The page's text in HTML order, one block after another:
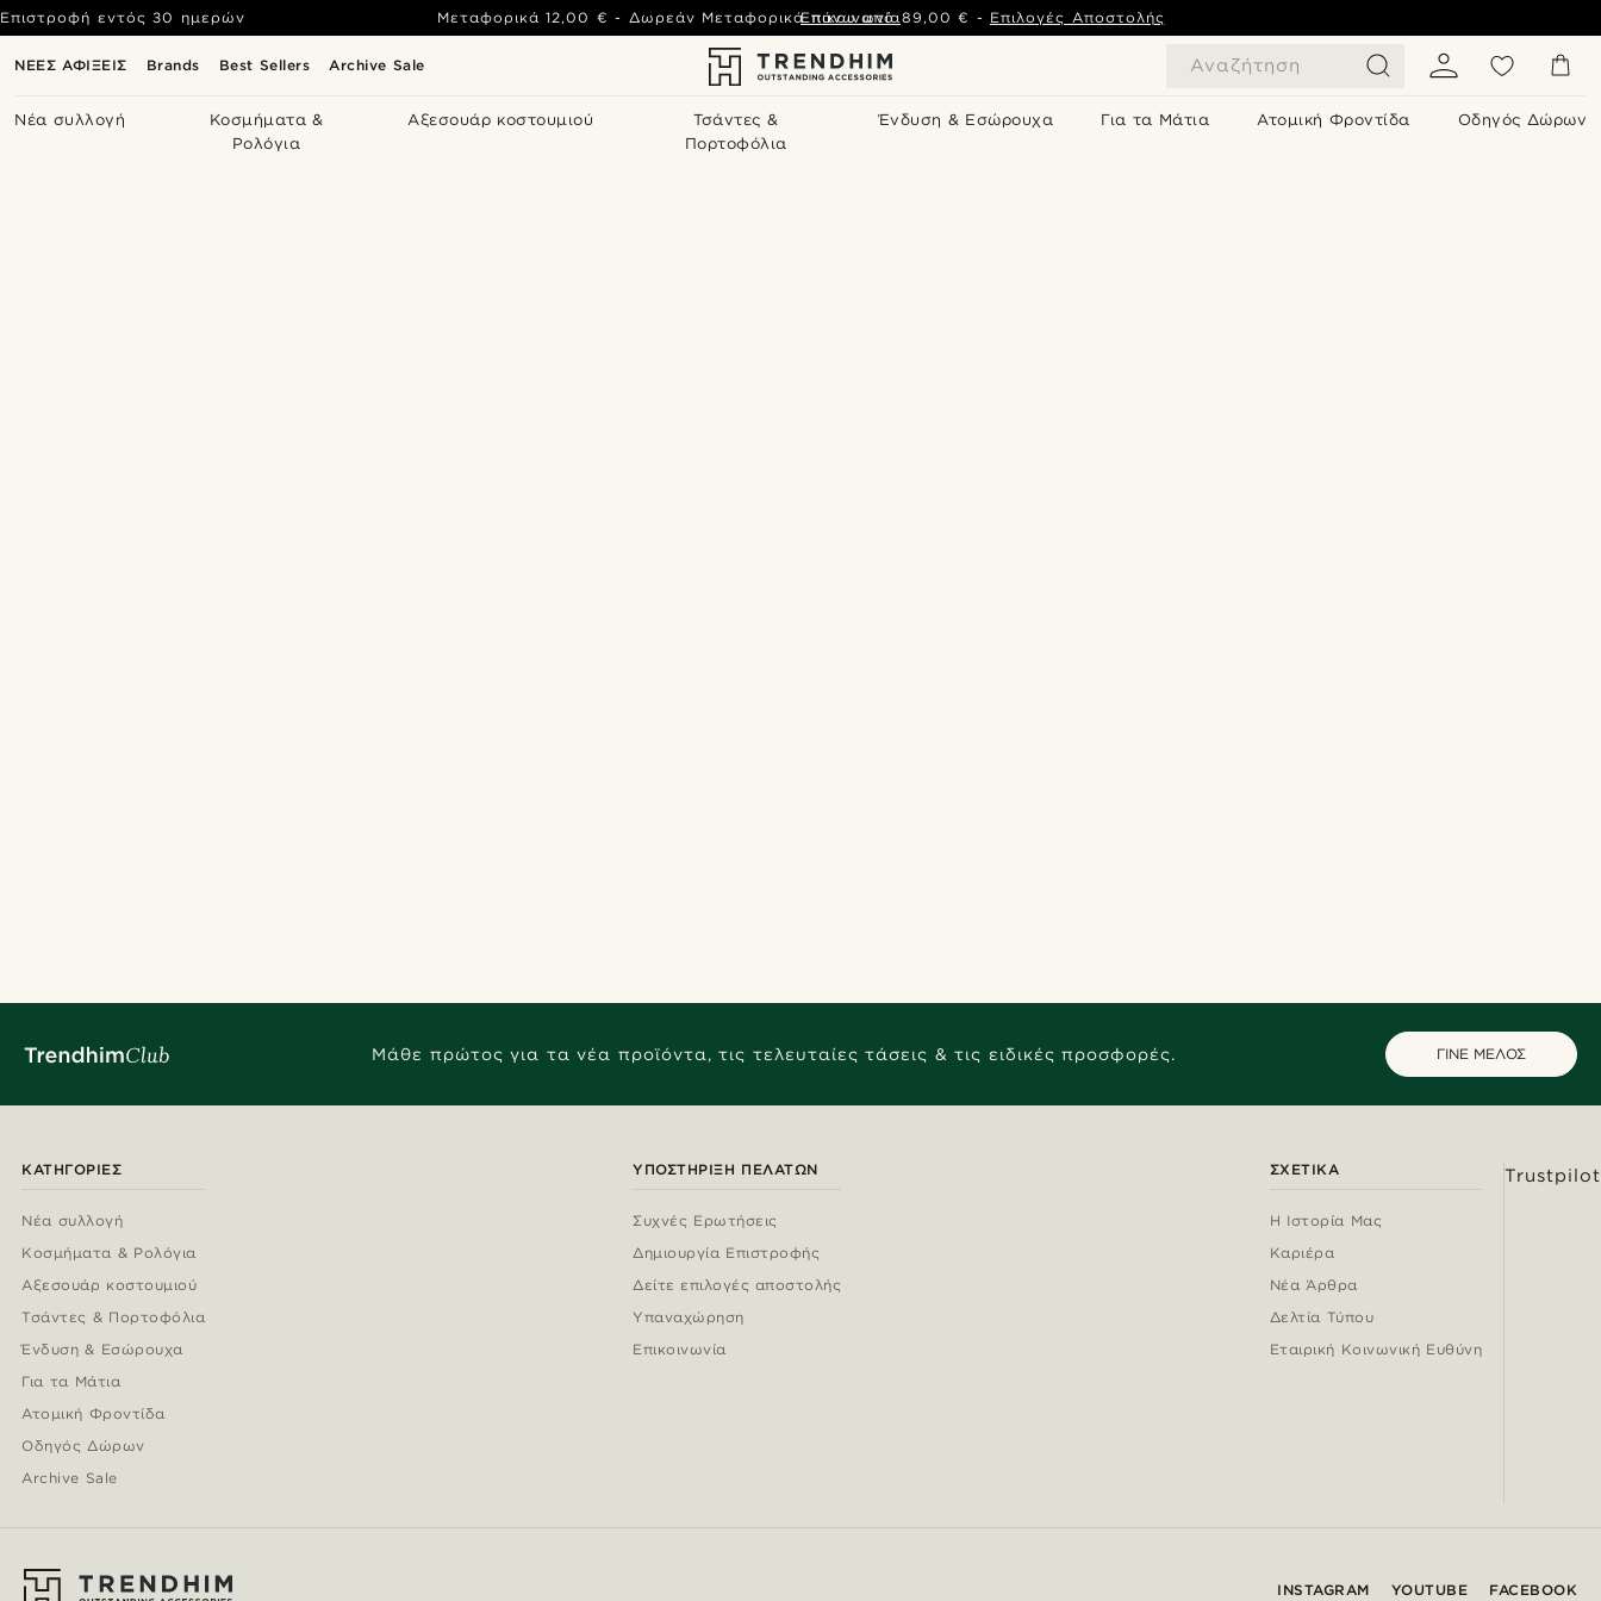
ΝΕΕΣ ΑΦΙΞΕΙΣ Brands Best Sellers Archive Sale Αναζήτηση
Νέα συλλογή
Κοσμήματα &
Ρολόγια
Αξεσουάρ κοστουμιού
Τσάντες &
Πορτοφόλια
Ένδυση & Εσώρουχα Για τα Μάτια Ατομική Φροντίδα Οδηγός Δώρων
Επιστροφή εντός 30 ημερών Μεταφορικά 12,00 € - Δωρεάν Μεταφορικά πάνω από89,00 € - Επιλογές Αποστολής
Επικοινωνία
Μάθε πρώτος για τα νέα προϊόντα, τις τελευταίες τάσεις & τις ειδικές προσφορές. ΓΙΝΕ ΜΕΛΟΣ
ΚΑΤΗΓΟΡΊΕΣ
Νέα συλλογή
Κοσμήματα & Ρολόγια
Αξεσουάρ κοστουμιού
Τσάντες & Πορτοφόλια
Ένδυση & Εσώρουχα
Για τα Μάτια
Ατομική Φροντίδα
Οδηγός Δώρων
Archive Sale
ΥΠΟΣΤΉΡΙΞΗ ΠΕΛΑΤΏΝ
Συχνές Ερωτήσεις
Δημιουργία Επιστροφής
Δείτε επιλογές αποστολής
Υπαναχώρηση
Επικοινωνία
ΣΧΕΤΙΚΆ
Η Ιστορία Μας
Καριέρα
Νέα Άρθρα
Δελτία Τύπου
Εταιρική Κοινωνική Ευθύνη
Trustpilot
INSTAGRAM YOUTUBE FACEBOOK